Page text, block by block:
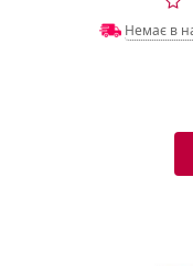
Немає в